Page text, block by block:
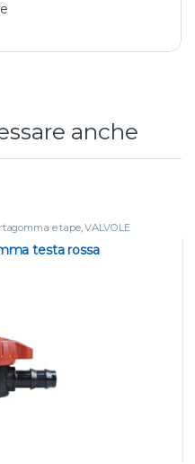
anche
e tape,VALVOLE
testa rossa